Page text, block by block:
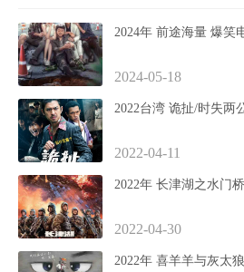
2024年 前途海量 爆笑
2024-05-18
2022台湾 诡扯/时失两
2022-04-11
2022-04-30
2022年 喜羊羊与灰太